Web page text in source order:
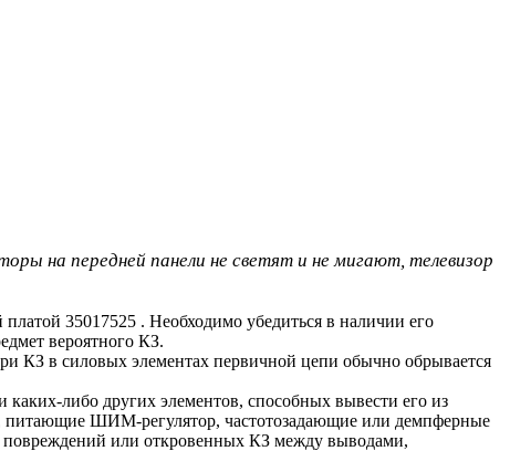
на передней панели не светят и не мигают, телевизор
35017525 . Необходимо убедиться в наличии его
вероятного КЗ.
КЗ в силовых элементах первичной цепи обычно обрывается
либо других элементов, способных вывести его из
питающие ШИМ-регулятор, частотозадающие или демпферные
или откровенных КЗ между выводами,